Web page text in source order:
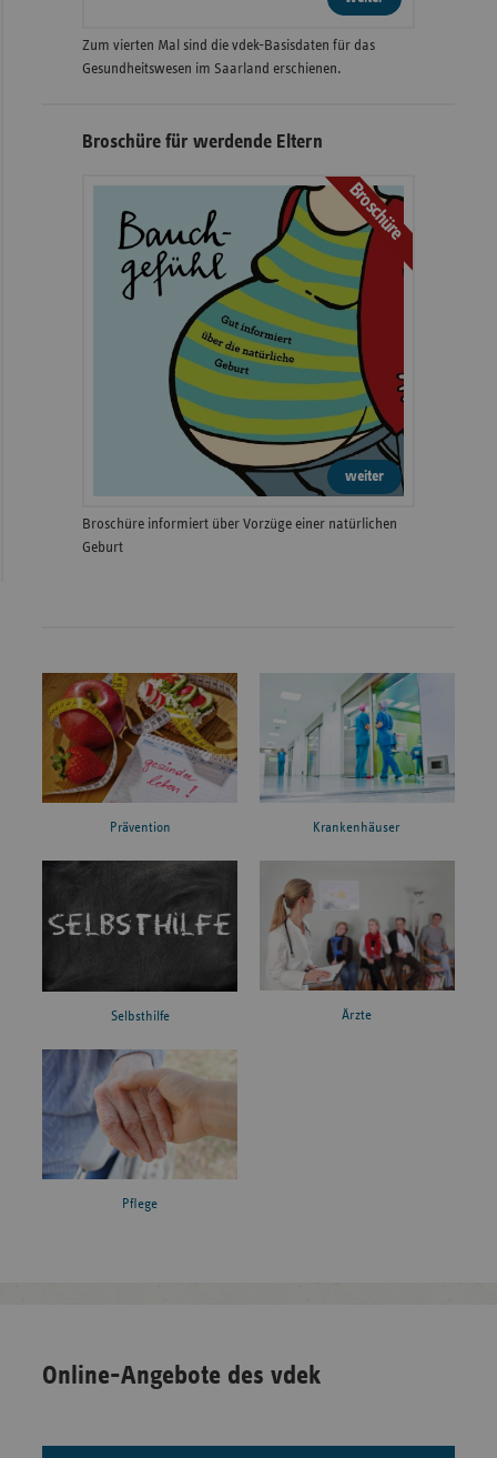
Zum vierten Mal sind die vdek-Basisdaten für das
Gesundheitswesen im Saarland erschienen.
Broschüre für werdende Eltern
Broschüre
weiter
Broschüre informiert über Vorzüge einer natürlichen
Geburt
Prävention Krankenhäuser
Selbsthilfe Ärzte
Pflege
Online-Angebote des vdek